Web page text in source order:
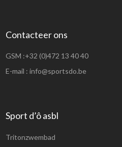
Contacteer ons
GSM :+32 (0)472 13 40 40
E-mail :info@sportsdo.be
Sport d’ô asbl
Tritonzwembad